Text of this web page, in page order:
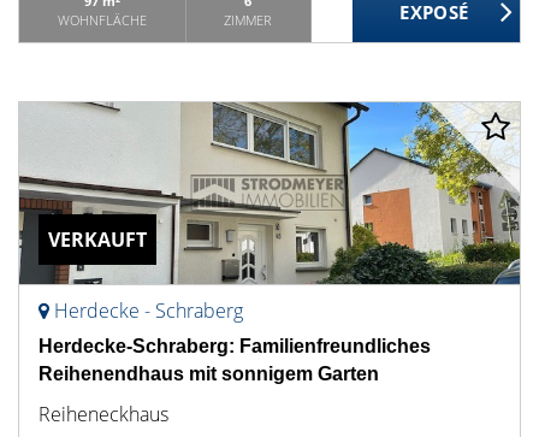
WOHNFLÄCHE
ZIMMER
VERKAUFT
Herdecke - Schraberg
Herdecke-Schraberg: Familienfreundliches
Reihenendhaus mit sonnigem Garten
Reiheneckhaus